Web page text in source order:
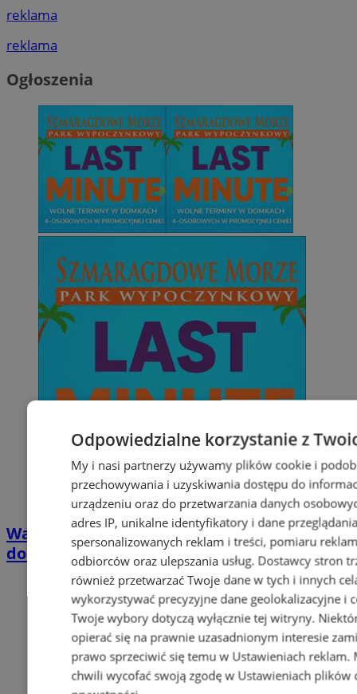
reklama
reklama
Ogłoszenia
Wakacyjny wypoczynek nad Bałtykiem w
domkach Szmaragdowe Morze
Odpowiedzialne korzystanie z
My i nasi partnerzy używamy plików cookie i
przechowywania i uzyskiwania dostępu do
urządzeniu oraz do przetwarzania danych
adres IP, unikalne identyfikatory i dane
spersonalizowanych reklam i treści, pomiaru
odbiorców oraz ulepszania usług. Dostawcy stron
również przetwarzać Twoje dane w tych i innych
wykorzystywać precyzyjne dane geolokalizacyjne i
Twoje wybory dotyczą wyłącznie tej witryny.
opierać się na prawnie uzasadnionym interesie
prawo sprzeciwić się temu w Ustawieniach reklam.
chwili wycofać swoją zgodę w Ustawieniach plików